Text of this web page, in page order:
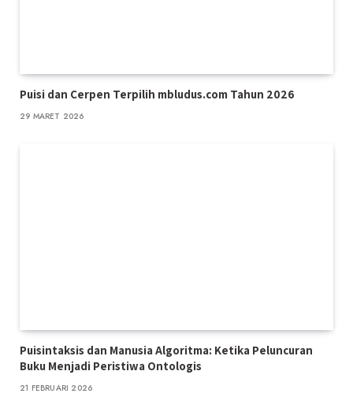
Puisi dan Cerpen Terpilih mbludus.com Tahun 2026
29 MARET 2026
Puisintaksis dan Manusia Algoritma: Ketika Peluncuran
Buku Menjadi Peristiwa Ontologis
21 FEBRUARI 2026